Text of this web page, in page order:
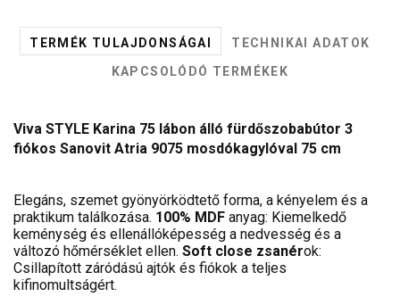
TERMÉK TULAJDONSÁGAI
TECHNIKAI ADATOK
KAPCSOLÓDÓ TERMÉKEK
Viva STYLE Karina 75 lábon álló fürdőszobabútor 3
fiókos Sanovit Atria 9075 mosdókagylóval 75 cm
Elegáns, szemet gyönyörködtető forma, a kényelem és a
praktikum találkozása. 100% MDF anyag: Kiemelkedő
keménység és ellenállóképesség a nedvesség és a
változó hőmérséklet ellen. Soft close zsanérok:
Csillapított záródású ajtók és fiókok a teljes
kifinomultságért.